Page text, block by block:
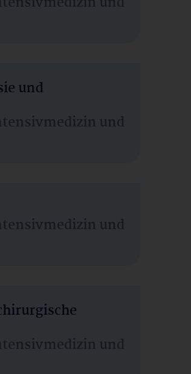
und
und
und
und